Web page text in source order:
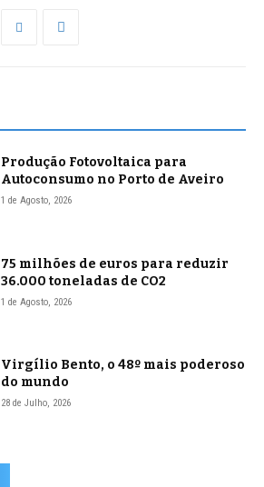
Produção Fotovoltaica para
Autoconsumo no Porto de Aveiro
1 de Agosto, 2026
75 milhões de euros para reduzir
36.000 toneladas de CO2
1 de Agosto, 2026
Virgílio Bento, o 48º mais poderoso
do mundo
28 de Julho, 2026